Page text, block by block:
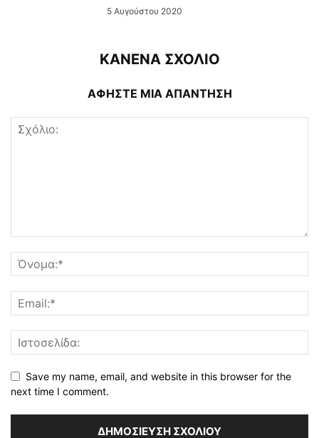
5 Αυγούστου 2020
ΚΑΝΕΝΑ ΣΧΟΛΙΟ
ΑΦΗΣΤΕ ΜΙΑ ΑΠΑΝΤΗΣΗ
Save my name, email, and website in this browser for the
next time I comment.